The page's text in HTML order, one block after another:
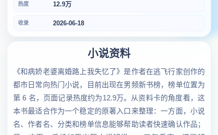
热度 12.9万
收录 2026-06-18
小说资料
《和病娇老婆离婚路上我失忆了》是作者在逃飞行家创作的
都市日常向热门小说，目前出现在男频新书榜，榜单位置为
第 6 名，页面记录热度约为12.9万。从资料卡的角度看，这
本书最适合作为一个稳定的原著入口来整理：一方面，小说
名、作者名、分类和榜单信息能够帮助读者快速确认作品；